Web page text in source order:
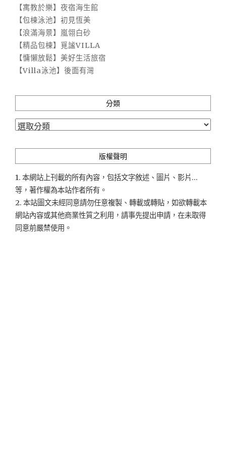
【寓教於樂】夜宿海生館
【包棟泳池】初見恆美
【浪滿海景】嵐翎白砂
【精品包棟】覓謐VILLA
【慵懶放鬆】美好生活旅宿
【Villa泳池】後面有灣
分類
分
版權聲明
1. 本網站上刊載的所有內容，包括文字敘述、圖片、影片...
等，著作權為本站作者所有。
2. 本站圖文未經同意請勿任意複製、轉載或轉貼，如欲轉載本
網站內容或其他商業性質之利用，請事先提出申請，在未取得
同意前嚴禁使用。